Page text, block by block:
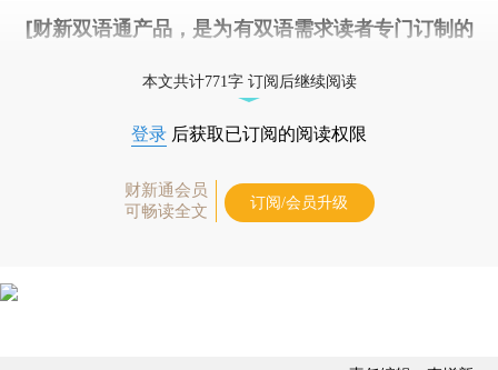
[财新双语通产品，是为有双语需求读者专门订制的
本文共计771字 订阅后继续阅读
登录 后获取已订阅的阅读权限
财新通会员
可畅读全文
订阅/会员升级